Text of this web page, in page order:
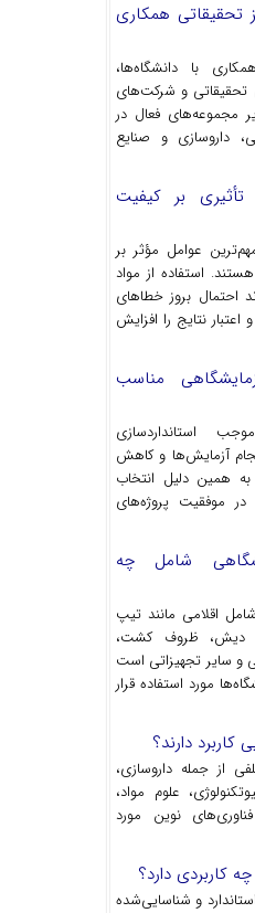
تحقیقاتی همکاری
با دانشگاه‌ها،
تحقیقاتی و شرکت‌های
مجموعه‌های فعال در
داروسازی و صنایع
بر کیفیت
عوامل مؤثر بر
استفاده از مواد
احتمال بروز خطاهای
نتایج را افزایش
مناسب
استانداردسازی
آزمایش‌ها و کاهش
همین دلیل انتخاب
موفقیت پروژه‌های
شامل چه
اقلامی مانند تیپ
دیش، ظروف کشت،
و سایر تجهیزاتی است
مورد استفاده قرار
کاربرد دارند؟
از جمله داروسازی،
علوم مواد،
نوین مورد
دارد؟
و شناسایی‌شده